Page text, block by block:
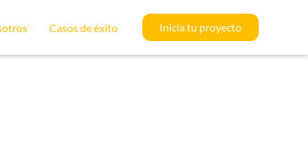
Casos de éxito Inicia tu proyecto